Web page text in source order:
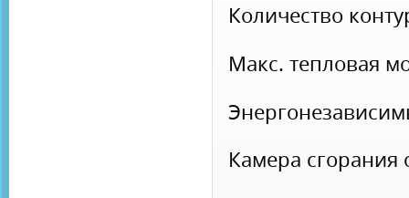
Количество
Макс. тепловая
Камера сгорания